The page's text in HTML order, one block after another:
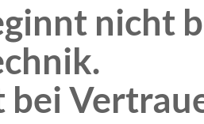
nicht
bei